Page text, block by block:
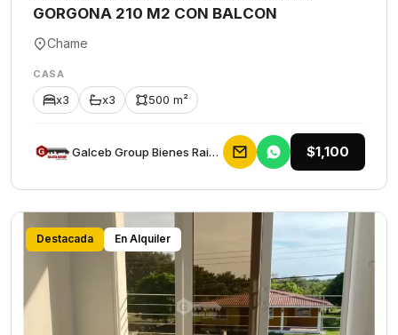
GORGONA 210 M2 CON BALCON
Chame
CASA
x3 x3 500 m²
Galceb Group Bienes Raices $1,100
Destacada En Alquiler